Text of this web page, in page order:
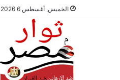
الخميس, أغسطس 6 2026